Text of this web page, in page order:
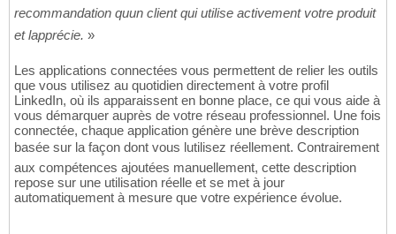
recommandation quun client qui utilise activement votre produit
et lapprécie. »
Les applications connectées vous permettent de relier les outils
que vous utilisez au quotidien directement à votre profil
LinkedIn, où ils apparaissent en bonne place, ce qui vous aide à
vous démarquer auprès de votre réseau professionnel. Une fois
connectée, chaque application génère une brève description
basée sur la façon dont vous lutilisez réellement. Contrairement
aux compétences ajoutées manuellement, cette description
repose sur une utilisation réelle et se met à jour
automatiquement à mesure que votre expérience évolue.